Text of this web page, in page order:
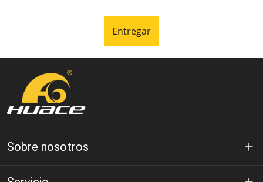
Entregar
Sobre nosotros
Acerca de Huace